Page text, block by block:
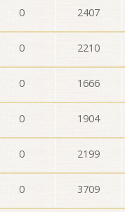
0 2407
0 2210
0 1666
0 1904
0 2199
0 3709